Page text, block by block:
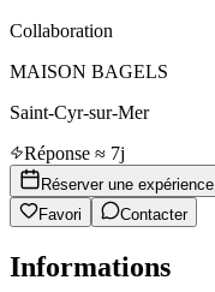
Collaboration
MAISON BAGELS
Saint-Cyr-sur-Mer
Réponse ≈ 7j
Réserver une expérience
Favori
Contacter
Informations